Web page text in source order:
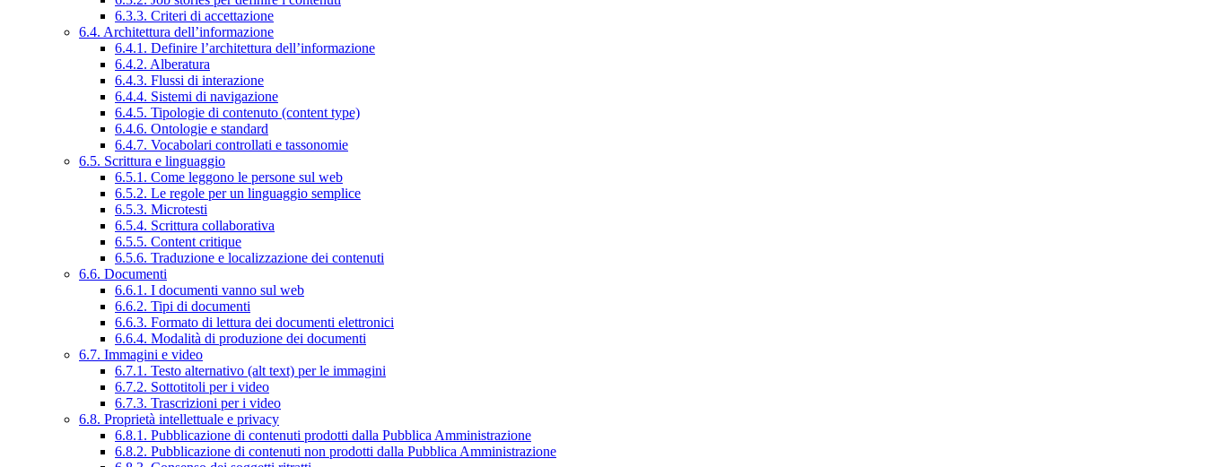
6.3.3. Criteri di accettazione
6.4. Architettura dell’informazione
6.4.1. Definire l’architettura dell’informazione
6.4.2. Alberatura
6.4.3. Flussi di interazione
6.4.4. Sistemi di navigazione
6.4.5. Tipologie di contenuto (content type)
6.4.6. Ontologie e standard
6.4.7. Vocabolari controllati e tassonomie
6.5. Scrittura e linguaggio
6.5.1. Come leggono le persone sul web
6.5.2. Le regole per un linguaggio semplice
6.5.3. Microtesti
6.5.4. Scrittura collaborativa
6.5.5. Content critique
6.5.6. Traduzione e localizzazione dei contenuti
6.6. Documenti
6.6.1. I documenti vanno sul web
6.6.2. Tipi di documenti
6.6.3. Formato di lettura dei documenti elettronici
6.6.4. Modalità di produzione dei documenti
6.7. Immagini e video
6.7.1. Testo alternativo (alt text) per le immagini
6.7.2. Sottotitoli per i video
6.7.3. Trascrizioni per i video
6.8. Proprietà intellettuale e privacy
6.8.1. Pubblicazione di contenuti prodotti dalla Pubblica Amministrazione
6.8.2. Pubblicazione di contenuti non prodotti dalla Pubblica Amministrazione